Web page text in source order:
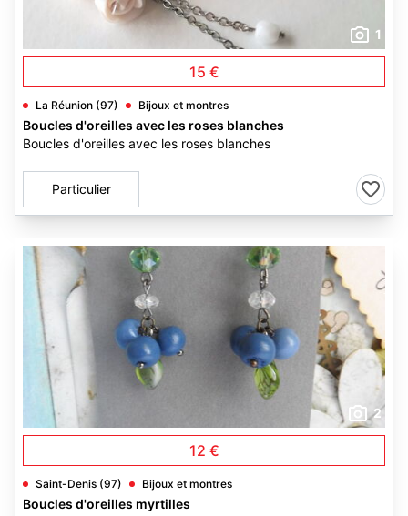
1
15 €
La Réunion (97) Bijoux et montres
Boucles d'oreilles avec les roses blanches
Boucles d'oreilles avec les roses blanches
Particulier
2
12 €
Saint-Denis (97) Bijoux et montres
Boucles d'oreilles myrtilles